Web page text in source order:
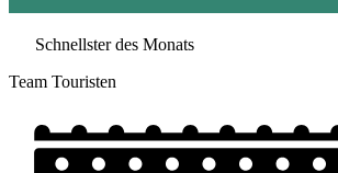
Schnellster des Monats
Team Touristen